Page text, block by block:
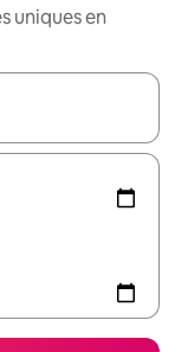
uniques en
flèches vers le